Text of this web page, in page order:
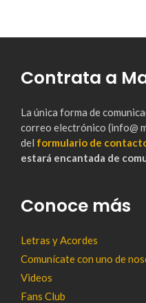
Contrata a
La única forma de
correo electrónico (info@
del formulario de
estará encantada de
Conoce más
Letras y Acordes
Comunícate con uno de
Videos
Fans Club